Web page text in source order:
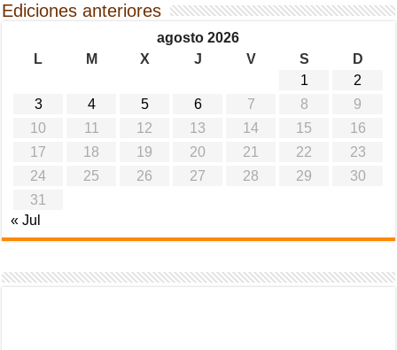
Ediciones anteriores
agosto 2026
L
M X J V S
D
1
2
3
4 5 6 7 8
9
10
11 12 13 14 15
16
17
18 19 20 21 22
23
24
25 26 27 28 29
30
31
« Jul